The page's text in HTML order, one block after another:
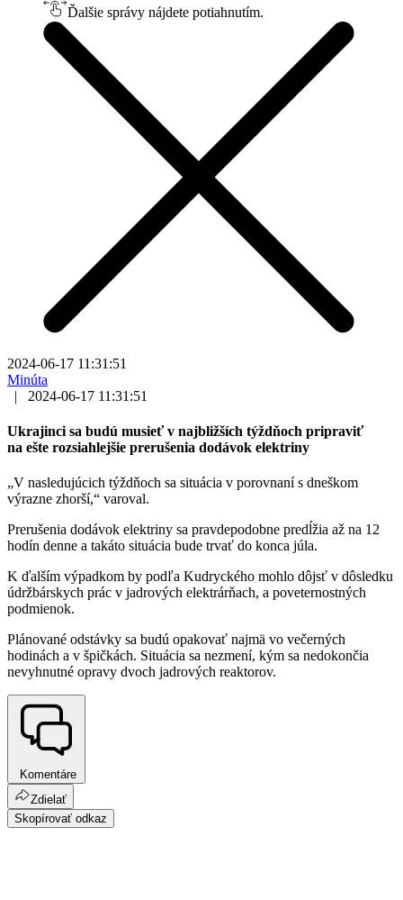
Ďalšie správy nájdete potiahnutím.
2024-06-17 11:31:51
Minúta
|
2024-06-17 11:31:51
Ukrajinci sa budú musieť v najbližších týždňoch pripraviť
na ešte rozsiahlejšie prerušenia dodávok elektriny
„V nasledujúcich týždňoch sa situácia v porovnaní s dneškom
výrazne zhorší,“ varoval.
Prerušenia dodávok elektriny sa pravdepodobne predĺžia až na 12
hodín denne a takáto situácia bude trvať do konca júla.
K ďalším výpadkom by podľa Kudryckého mohlo dôjsť v dôsledku
údržbárskych prác v jadrových elektrárňach, a poveternostných
podmienok.
Plánované odstávky sa budú opakovať najmä vo večerných
hodinách a v špičkách. Situácia sa nezmení, kým sa nedokončia
nevyhnutné opravy dvoch jadrových reaktorov.
Komentáre
Zdielať
Skopírovať odkaz